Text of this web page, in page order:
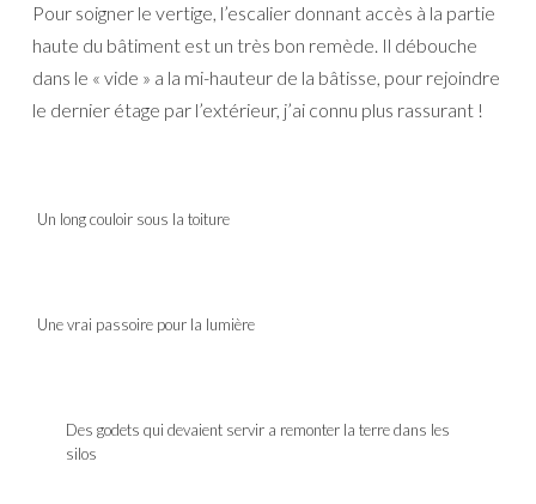
Pour soigner le vertige, l’escalier donnant accès à la partie
haute du bâtiment est un très bon remède. Il débouche
dans le « vide » a la mi-hauteur de la bâtisse, pour rejoindre
le dernier étage par l’extérieur, j’ai connu plus rassurant !
Un long couloir sous la toiture
Une vrai passoire pour la lumière
Des godets qui devaient servir a remonter la terre dans les
silos